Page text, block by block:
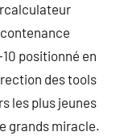
positionné en
des tools
les plus jeunes
grands miracle.